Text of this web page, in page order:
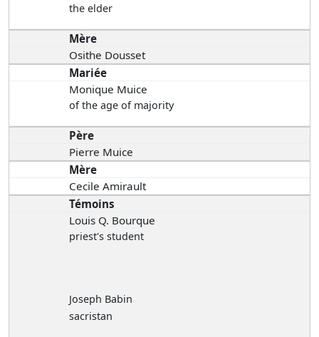
the elder
Mère
Osithe Dousset
Mariée
Monique Muice
of the age of majority
Père
Pierre Muice
Mère
Cecile Amirault
Témoins
Louis Q. Bourque
priest's student
Joseph Babin
sacristan